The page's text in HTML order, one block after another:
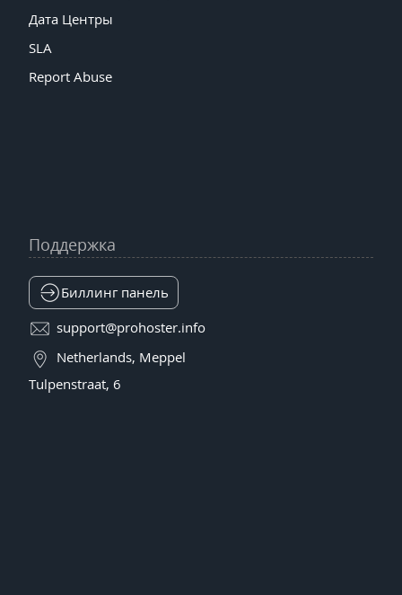
Дата Центры
SLA
Report Abuse
Поддержка
Биллинг панель
support@prohoster.info
Netherlands, Meppel
Tulpenstraat, 6